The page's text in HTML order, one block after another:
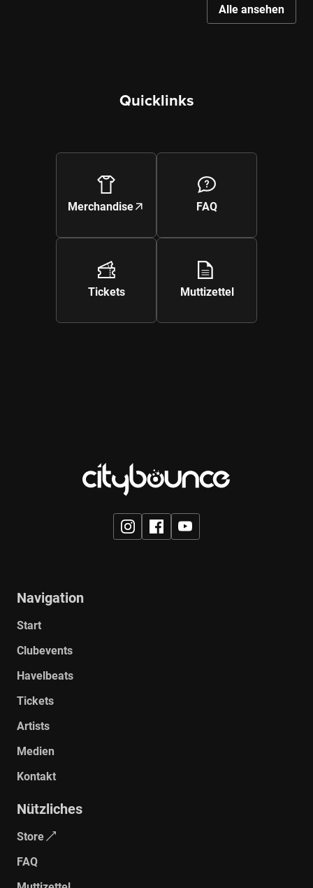
Galerie ansehen
Galerie ansehen
Alle ansehen
Quicklinks
Merchandise FAQ
Tickets Muttizettel
Navigation
Start
Clubevents
Havelbeats
Tickets
Artists
Medien
Kontakt
Nützliches
Store
FAQ